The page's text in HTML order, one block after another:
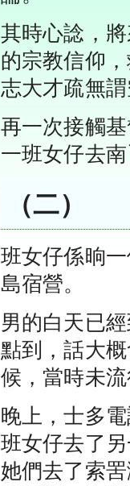
其時心諗，
的宗教信仰
志大才疏無
再一次接觸
一班女仔去
（二）
班女仔係晌
島宿營。
男的白天已
點到，話大
候，當時未
晚上，士多
班女仔去了
她們去了索